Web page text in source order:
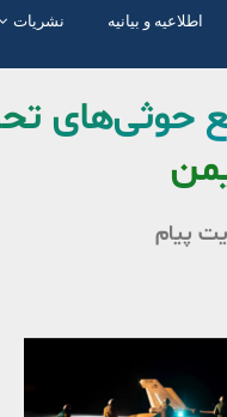
اطلاعیه و بیانیه نشریات
حوثی‌های
پیام